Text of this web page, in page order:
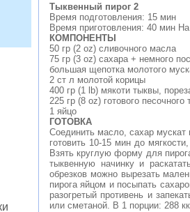
Тыквенный пирог 2
Время подготовления: 15 мин
Время приготовления: 40 мин
КОМПОНЕНТЫ
50 гр (2 oz) сливочного масла
75 гр (3 oz) сахара + немного
большая щепотка молотого
2 ст л молотой корицы
400 гр (1 lb) мякоти тыквы,
225 гр (8 oz) готового песочного
1 яйцо
ГОТОВКА
Соединить масло, сахар мускат
готовить 10-15 мин до
Взять круглую форму для
тыквенную начинку и
обрезков можно вырезать
пирога яйцом и посыпать
разогретый противень и
или сметаной. В 1 порции: 288